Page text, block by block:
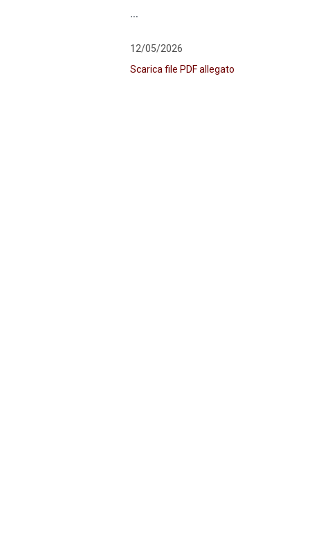
...
12/05/2026
Scarica file PDF allegato